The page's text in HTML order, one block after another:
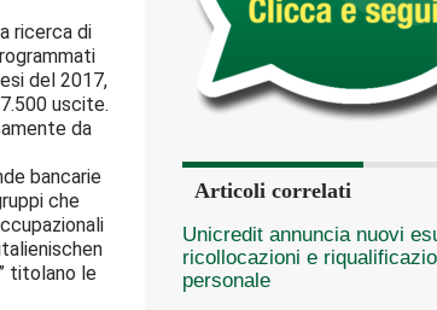
ricerca di
del 2017,
uscite.
da
bancarie
che
titolano le
Articoli correlati
Unicredit annuncia nuovi
ricollocazioni e
personale